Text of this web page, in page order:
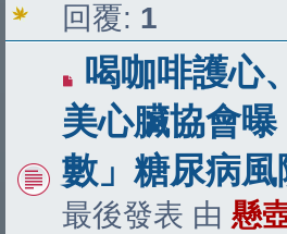
回覆: 1
有
新
文
章
喝咖啡護心
美心臟協會
數」糖尿病
最後發表 由 懸